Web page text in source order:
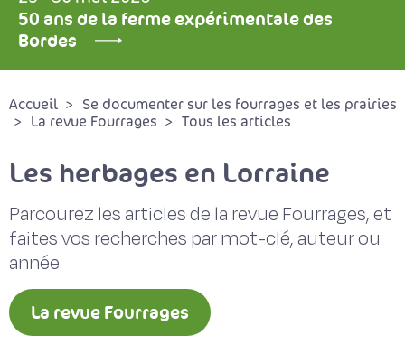
50 ans de la ferme expérimentale des
Bordes
Accueil
Se documenter sur les fourrages et les prairies
La revue Fourrages
Tous les articles
Les herbages en Lorraine
Parcourez les articles de la revue Fourrages, et
faites vos recherches par mot-clé, auteur ou
année
La revue Fourrages